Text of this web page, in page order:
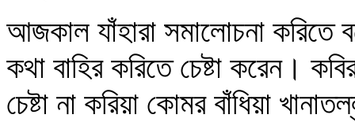
আজকাল যাঁহারা সমালোচনা করিতে
কথা বাহির করিতে চেষ্টা করেন।
চেষ্টা না করিয়া কোমর বাঁধিয়া